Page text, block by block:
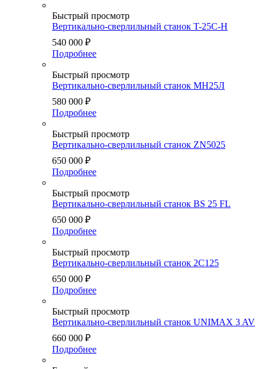
Быстрый просмотр
Вертикально-сверлильный станок T-25C-H
540 000 ₽
Подробнее
Быстрый просмотр
Вертикально-сверлильный станок МН25Л
580 000 ₽
Подробнее
Быстрый просмотр
Вертикально-сверлильный станок ZN5025
650 000 ₽
Подробнее
Быстрый просмотр
Вертикально-сверлильный станок BS 25 FL
650 000 ₽
Подробнее
Быстрый просмотр
Вертикально-сверлильный станок 2С125
650 000 ₽
Подробнее
Быстрый просмотр
Вертикально-сверлильный станок UNIMAX 3 AV
660 000 ₽
Подробнее